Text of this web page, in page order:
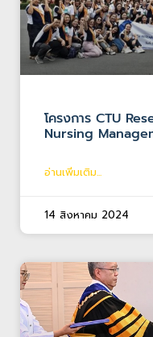
โครงการ CTU
Nursing
อ่านเพิ่มเติม...
14 สิงหาคม 2024